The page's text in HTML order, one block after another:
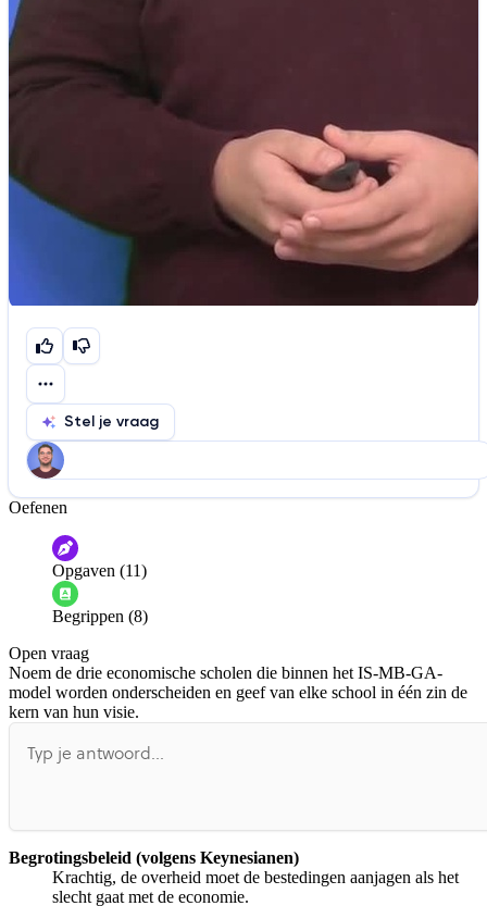
Stel je vraag
Help ons de video te verbeteren
De audio is slecht
Informatie is onjuist
De docent is te langdradig
De uitleg gaat te langzaam
Afspelen werkte niet
Iets anders
Oefenen
Opgaven (11)
Begrippen (8)
Open vraag
Noem de drie economische scholen die binnen het IS-MB-GA-
model worden onderscheiden en geef van elke school in één zin de
kern van hun visie.
Begrotingsbeleid (volgens Keynesianen)
Krachtig, de overheid moet de bestedingen aanjagen als het
slecht gaat met de economie.